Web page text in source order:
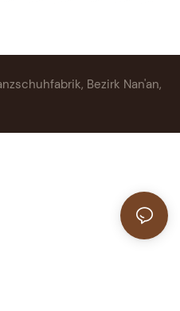
Bezirk Nan'an,